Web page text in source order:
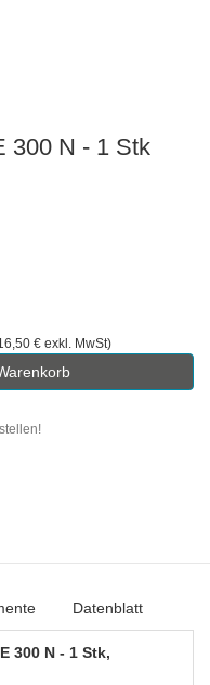
300 N - 1 Stk
€ exkl. MwSt)
Datenblatt
300 N - 1 Stk,